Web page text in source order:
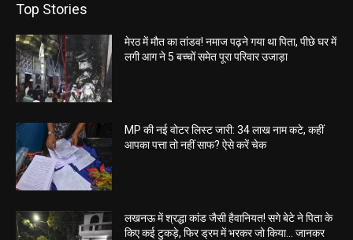
Top Stories
मेरठ में मौत का तांडव! नमाज पढ़ने गया था पिता, पीछे घर में
लगी आग ने 5 बच्चों समेत पूरा परिवार उजाड़ा
MP की नई वोटर लिस्ट जारी: 34 लाख नाम कटे, कहीं
आपका पत्ता तो नहीं साफ? ऐसे करें चेक
लखनऊ में श्रद्धा कांड जैसी हैवानियत! सगे बेटे ने पिता के
किए कई टुकड़े, फिर ड्रम में भरकर जो किया… जानकर